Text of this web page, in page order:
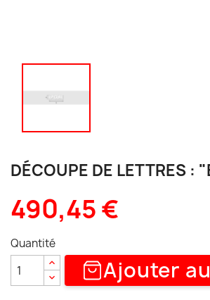
DÉCOUPE DE LETTRES :
490,45 €
Quantité
Ajouter